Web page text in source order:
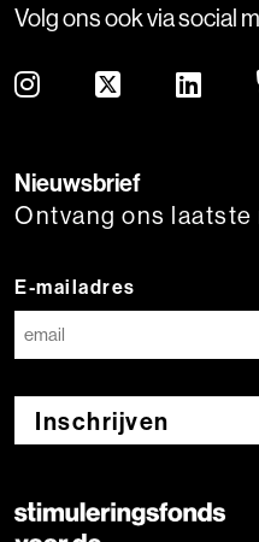
Volg ons ook via social
Nieuwsbrief
Ontvang ons laatste
E-mailadres
Inschrijven